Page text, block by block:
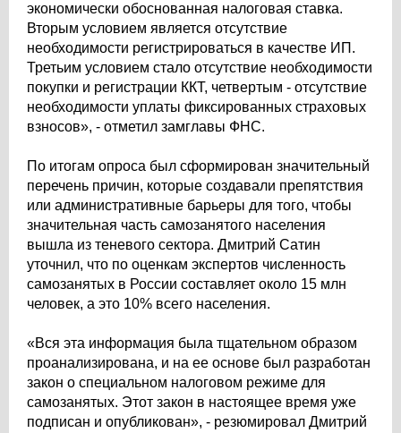
экономически обоснованная налоговая ставка.
Вторым условием является отсутствие
необходимости регистрироваться в качестве ИП.
Третьим условием стало отсутствие необходимости
покупки и регистрации ККТ, четвертым - отсутствие
необходимости уплаты фиксированных страховых
взносов», - отметил замглавы ФНС.
По итогам опроса был сформирован значительный
перечень причин, которые создавали препятствия
или административные барьеры для того, чтобы
значительная часть самозанятого населения
вышла из теневого сектора. Дмитрий Сатин
уточнил, что по оценкам экспертов численность
самозанятых в России составляет около 15 млн
человек, а это 10% всего населения.
«Вся эта информация была тщательном образом
проанализирована, и на ее основе был разработан
закон о специальном налоговом режиме для
самозанятых. Этот закон в настоящее время уже
подписан и опубликован», - резюмировал Дмитрий